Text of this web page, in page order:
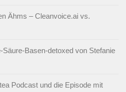
Ähms – Cleanvoice.ai vs.
Basen-detoxed von Stefanie
Podcast und die Episode mit